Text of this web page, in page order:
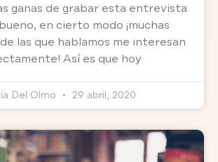
ganas de grabar esta entrevista
en cierto modo ¡muchas
las que hablamos me interesan
Así es que hoy
Del Olmo 29 abril, 2020